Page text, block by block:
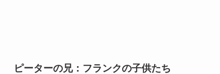
ピーターの兄：フランクの子供たち